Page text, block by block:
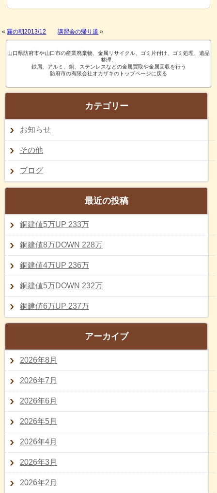
«霧の朝2013/12 講習会の帰り道 »
山口県防府市や山口市の産業廃棄物、金属リサイクル、ゴミ片付け、ゴミ処理、遺品
整理、
鉄屑、アルミ、銅、ステンレスなどの金属買取や金属回収を行う
防府市の有限会社オカザキのトップページに戻る
カテゴリー
お知らせ
その他
ブログ
最近の投稿
銅建値5万UP 233万
銅建値8万DOWN 228万
銅建値4万UP 236万
銅建値5万DOWN 232万
銅建値6万UP 237万
アーカイブ
2026年8月
2026年7月
2026年6月
2026年5月
2026年4月
2026年3月
2026年2月